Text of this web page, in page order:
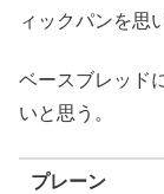
ィックパンを思
ベースブレッド
いと思う。
プレーン